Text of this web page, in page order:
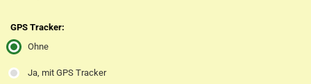
GPS Tracker:
Ohne
Ja, mit GPS Tracker